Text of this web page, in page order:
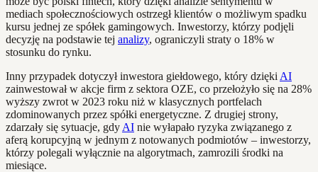
mediach społecznościowych ostrzegł klientów o możliwym spadku
kursu jednej ze spółek gamingowych. Inwestorzy, którzy podjęli
decyzję na podstawie tej analizy, ograniczyli straty o 18% w
stosunku do rynku.
Inny przypadek dotyczył inwestora giełdowego, który dzięki AI
zainwestował w akcje firm z sektora OZE, co przełożyło się na 28%
wyższy zwrot w 2023 roku niż w klasycznych portfelach
zdominowanych przez spółki energetyczne. Z drugiej strony,
zdarzały się sytuacje, gdy AI nie wyłapało ryzyka związanego z
aferą korupcyjną w jednym z notowanych podmiotów – inwestorzy,
którzy polegali wyłącznie na algorytmach, zamrozili środki na
miesiące.